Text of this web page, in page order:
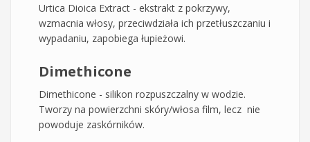
Urtica Dioica Extract - ekstrakt z pokrzywy,
wzmacnia włosy, przeciwdziała ich przetłuszczaniu i
wypadaniu, zapobiega łupieżowi.
Dimethicone
Dimethicone - silikon rozpuszczalny w wodzie.
Tworzy na powierzchni skóry/włosa film, lecz nie
powoduje zaskórników.